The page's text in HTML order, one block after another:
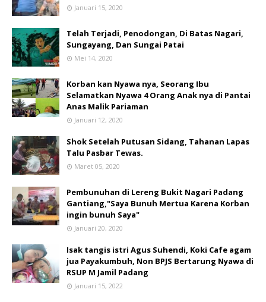
Januari 15, 2020
Telah Terjadi, Penodongan, Di Batas Nagari,
Sungayang, Dan Sungai Patai
Mei 14, 2020
Korban kan Nyawa nya, Seorang Ibu
Selamatkan Nyawa 4 Orang Anak nya di Pantai
Anas Malik Pariaman
Januari 12, 2020
Shok Setelah Putusan Sidang, Tahanan Lapas
Talu Pasbar Tewas.
Maret 05, 2020
Pembunuhan di Lereng Bukit Nagari Padang
Gantiang,"Saya Bunuh Mertua Karena Korban
ingin bunuh Saya"
Januari 20, 2020
Isak tangis istri Agus Suhendi, Koki Cafe agam
jua Payakumbuh, Non BPJS Bertarung Nyawa di
RSUP M Jamil Padang
Januari 15, 2022